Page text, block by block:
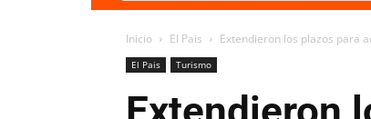
Inicio El Pais Extendieron los plazos para
El Pais Turismo